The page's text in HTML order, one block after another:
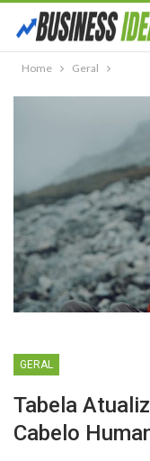
Home Geral
GERAL
Tabela
Cabelo